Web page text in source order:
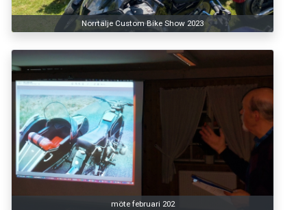
Norrtälje Custom Bike Show 2023
möte februari 202